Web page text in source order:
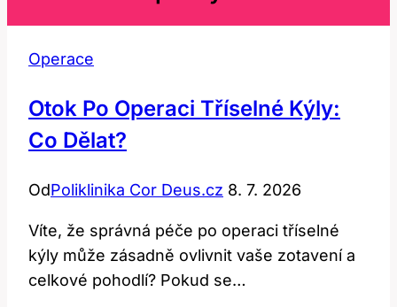
Operace
Otok Po Operaci Tříselné Kýly:
Co Dělat?
OdPoliklinika Cor Deus.cz 8. 7. 2026
Víte, že správná péče po operaci tříselné
kýly může zásadně ovlivnit vaše zotavení a
celkové pohodlí? Pokud se…